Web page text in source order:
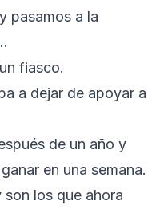
pasamos a la
fiasco.
a dejar de apoyar a
de un año y
en una semana.
son los que ahora